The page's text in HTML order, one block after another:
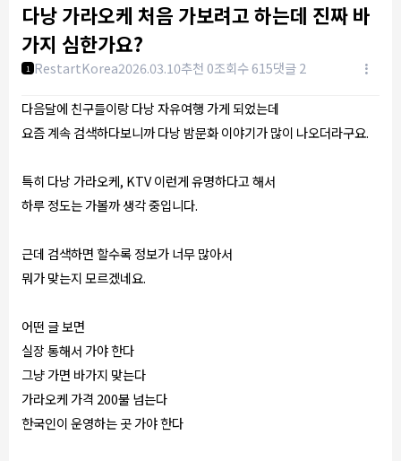
다낭 가라오케 처음 가보려고 하는데 진짜 바
가지 심한가요?
1 RestartKorea2026.03.10추천 0조회수 615댓글 2
다음달에 친구들이랑 다낭 자유여행 가게 되었는데
요즘 계속 검색하다보니까 다낭 밤문화 이야기가 많이 나오더라구요.
특히 다낭 가라오케, KTV 이런게 유명하다고 해서
하루 정도는 가볼까 생각 중입니다.
근데 검색하면 할수록 정보가 너무 많아서
뭐가 맞는지 모르겠네요.
어떤 글 보면
실장 통해서 가야 한다
그냥 가면 바가지 맞는다
가라오케 가격 200불 넘는다
한국인이 운영하는 곳 가야 한다